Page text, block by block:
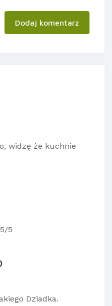
Dodaj komentarz
widzę że kuchnie
5
Dziadka.